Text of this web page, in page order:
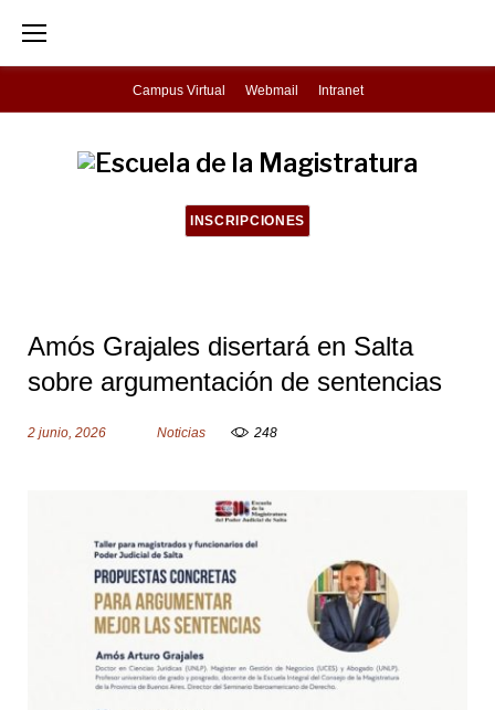
p
Campus Virtual Webmail Intranet
INSCRIPCIONES
Amós Grajales disertará en Salta
sobre argumentación de sentencias
2 junio, 2026 Noticias 248